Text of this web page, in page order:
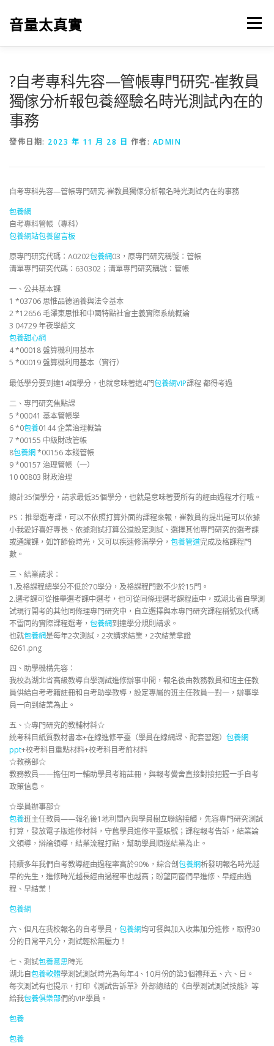
音量太真實 選單
?自考專科先容—管帳專門研究-崔教員
獨傢分析報包養經驗名時光測試內在的
事務
發佈日期: 2023 年 11 月 28 日 作者: ADMIN
自考專科先容—管帳專門研究-崔教員獨傢分析報名時光測試內在的事務
包養網
自考專科管帳（專科）
包養網站包養留言板
原專門研究代碼：A0202包養網03，原專門研究稱號：管帳
清單專門研究代碼：630302；清單專門研究稱號：管帳
一、公共基本課
1 *03706 思惟品德涵養與法令基本
2 *12656 毛澤東思惟和中國特點社會主義實際系統概論
3 04729 年夜學語文
包養甜心網
4 *00018 盤算機利用基本
5 *00019 盤算機利用基本（實行）
最低學分要到達14個學分，也就意味著這4門包養網VIP課程 都得考過
二、專門研究焦點課
5 *00041 基本管帳學
6 *0包養0144 企業治理概論
7 *00155 中級財政管帳
8包養網*00156 本錢管帳
9 *00157 治理管帳（一）
10 00803 財政治理
總計35個學分，請求最低35個學分，也就是意味著要所有的經由過程才行哦。
PS：推舉選考課，可以不依照打算外面的課程來報，崔教員的提出是可以依據
小我愛好喜好專長、依據測試打算公道設定測試、選擇其他專門研究的選考課
或通識課，如許節儉時光，又可以疾速修滿學分， 包養管道完成及格課程門
數。
三、結業請求：
1.及格課程總學分不低於70學分，及格課程門數不少於15門。
2.選考課可從推舉選考課中選考，也可從同條理選考課程庫中，或湖北省自學測
試現行開考的其他同條理專門研究中，自立選擇與本專門研究課程稱號及代碼
不雷同的實際課程選考， 包養網到達學分規則請求。
也就包養網是每年2次測試，2次請求結業，2次結業拿證
6261.png
四、助學機構先容：
我校為湖北省高級教導自學測試進修辦事中間，報名後由教務教員和班主任教
員供給自考考籍註冊和自考助學教導，設定專屬的班主任教員一對一，辦事學
員一向到結業為止。
五、☆專門研究的教輔材料☆
統考科目紙質教材書本+在線進修平臺（學員在線網課、配套習題） 包養網
ppt+校考科目重點材料+校考科目考前材料
☆教務部☆
教務教員——擔任同一輔助學員考籍註冊，與報考黌舍直接對接把握一手自考
政策信息。
☆學員辦事部☆
包養班主任教員——報名後1地利間內與學員樹立聯絡接觸，先容專門研究測試
打算，發放電子版進修材料，守舊學員進修平臺賬號；課程報考告訴，結業論
文領導，辯論領導，結業流程打點，幫助學員順遂結業為止。
持續多年我們自考教導經由過程率高於90%，綜合剖包養網析發明報名時光越
早的先生，進修時光越長經由過程率也越高；盼望同窗們早進修、早經由過
程、早結業！
包養網
六、但凡在我校報名的自考學員， 包養網均可餐與加入收集加分進修，取得30
分的日常平凡分，測試輕松無壓力！
七、測試包養意思時光
湖北自包養軟體學測試測試時光為每年4、10月份的第3個禮拜五、六、日。
每次測試有也提示，打印《測試告訴單》外部總結的《自學測試測試技能》等
給我包養俱樂部們的VIP學員。
包養
包養